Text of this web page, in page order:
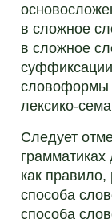
в сложное
в сложное
словоформы
лексико-
Следует
как
способа
способа